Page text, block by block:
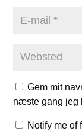
Gem mit
næste gang jeg
Notify me of